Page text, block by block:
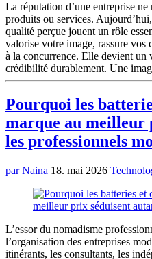
La réputation d’une entreprise ne
produits ou services.
qualité perçue jouent un rôle
valorise votre image, rassure vos
à la concurrence. Elle devient
crédibilité durablement. Une
Pourquoi les
marque au meilleur
les professionnels
par Naina 18. mai 2026
L’essor du nomadisme
l’organisation des entreprises
itinérants, les consultants, les